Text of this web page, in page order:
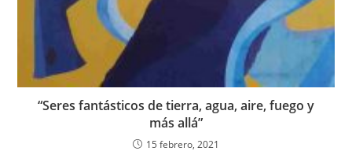
“Seres fantásticos de tierra, agua, aire, fuego y
más allá”
15 febrero, 2021